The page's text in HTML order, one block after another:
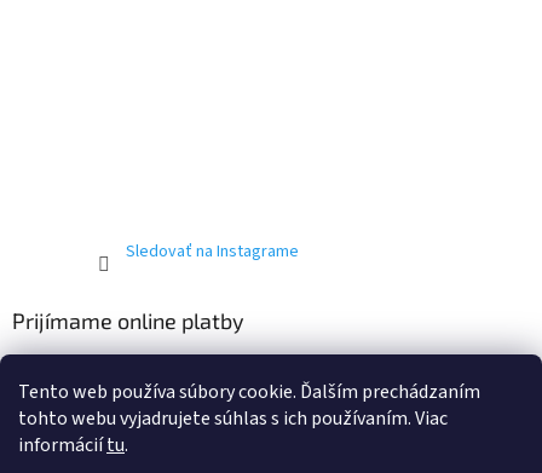
Tento web používa súbory cookie. Ďalším prechádzaním
tohto webu vyjadrujete súhlas s ich používaním. Viac
informáciítu.
Sledovať na Instagrame
Prijímame online platby